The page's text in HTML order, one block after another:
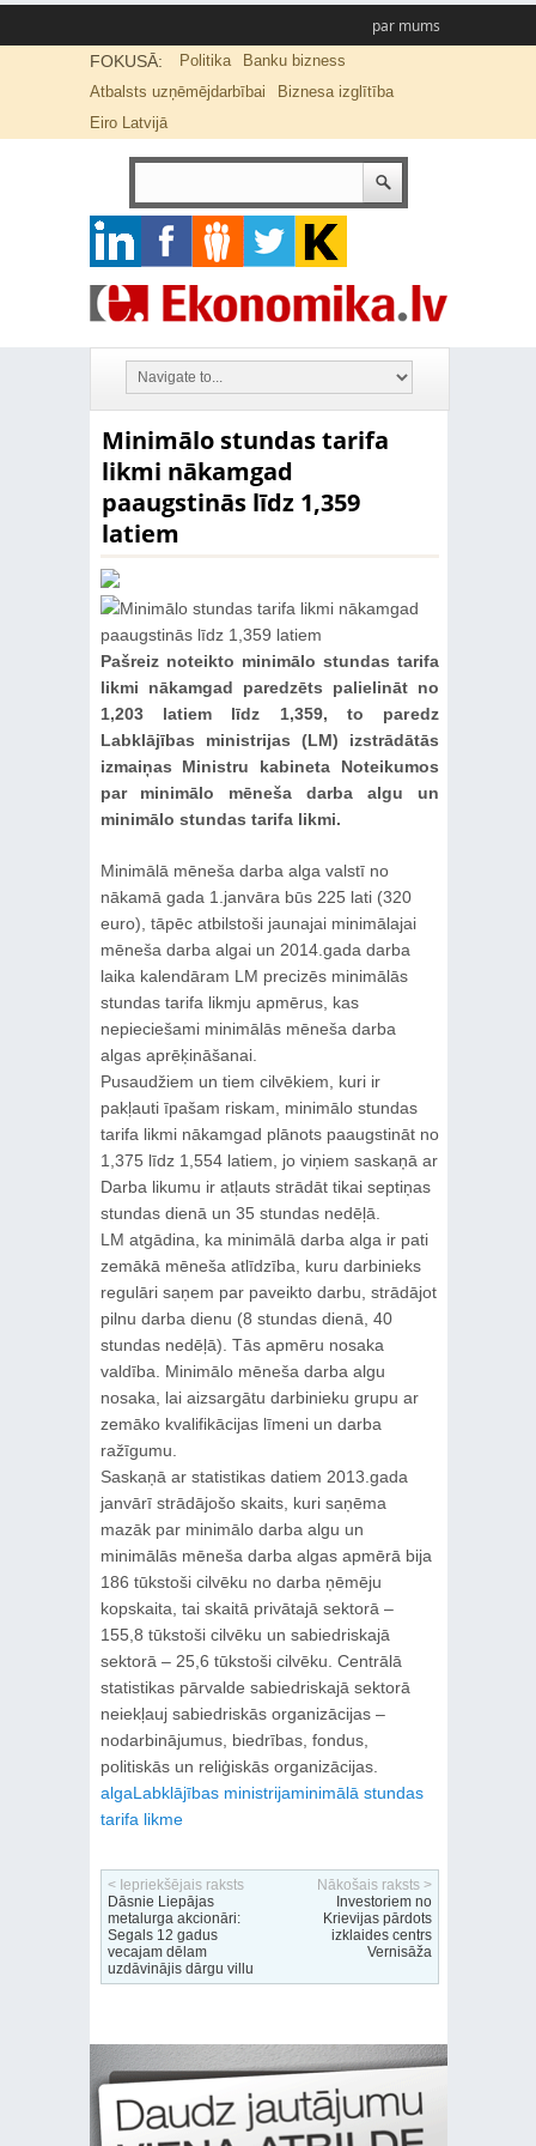
par mums
FOKUSĀ: Politika
Banku bizness
Atbalsts uzņēmējdarbībai
Biznesa izglītība
Eiro Latvijā
Minimālo stundas tarifa
likmi nākamgad
paaugstinās līdz 1,359
latiem
Pašreiz noteikto minimālo stundas tarifa
likmi nākamgad paredzēts palielināt no
1,203 latiem līdz 1,359, to paredz
Labklājības ministrijas (LM) izstrādātās
izmaiņas Ministru kabineta Noteikumos
par minimālo mēneša darba algu un
minimālo stundas tarifa likmi.
Minimālā mēneša darba alga valstī no
nākamā gada 1.janvāra būs 225 lati (320
euro), tāpēc atbilstoši jaunajai minimālajai
mēneša darba algai un 2014.gada darba
laika kalendāram LM precizēs minimālās
stundas tarifa likmju apmērus, kas
nepieciešami minimālās mēneša darba
algas aprēķināšanai.
Pusaudžiem un tiem cilvēkiem, kuri ir
pakļauti īpašam riskam, minimālo stundas
tarifa likmi nākamgad plānots paaugstināt no
1,375 līdz 1,554 latiem, jo viņiem saskaņā ar
Darba likumu ir atļauts strādāt tikai septiņas
stundas dienā un 35 stundas nedēļā.
LM atgādina, ka minimālā darba alga ir pati
zemākā mēneša atlīdzība, kuru darbinieks
regulāri saņem par paveikto darbu, strādājot
pilnu darba dienu (8 stundas dienā, 40
stundas nedēļā). Tās apmēru nosaka
valdība. Minimālo mēneša darba algu
nosaka, lai aizsargātu darbinieku grupu ar
zemāko kvalifikācijas līmeni un darba
ražīgumu.
Saskaņā ar statistikas datiem 2013.gada
janvārī strādājošo skaits, kuri saņēma
mazāk par minimālo darba algu un
minimālās mēneša darba algas apmērā bija
186 tūkstoši cilvēku no darba ņēmēju
kopskaita, tai skaitā privātajā sektorā –
155,8 tūkstoši cilvēku un sabiedriskajā
sektorā – 25,6 tūkstoši cilvēku. Centrālā
statistikas pārvalde sabiedriskajā sektorā
neiekļauj sabiedriskās organizācijas –
nodarbinājumus, biedrības, fondus,
politiskās un reliģiskās organizācijas.
algaLabklājības ministrijaminimālā stundas
tarifa likme
< Iepriekšējais raksts
Dāsnie Liepājas
metalurga akcionāri:
Segals 12 gadus
vecajam dēlam
uzdāvinājis dārgu villu
Nākošais raksts >
Investoriem no
Krievijas pārdots
izklaides centrs
Vernisāža